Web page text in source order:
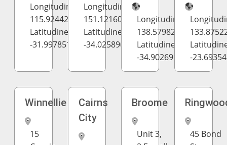
Longitudine:
115.924425
Latitudine:
-31.997851
Longitudine:
151.121607
Latitudine:
-34.025896
Longitudine:
138.579829
Latitudine:
-34.902691
-
Winnellie
15
Cairns
City
Broome
Unit 3,
45 Bond